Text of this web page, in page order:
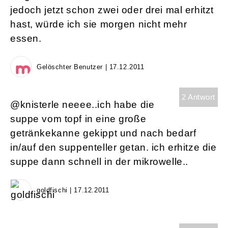
jedoch jetzt schon zwei oder drei mal erhitzt
hast, würde ich sie morgen nicht mehr
essen.
Gelöschter Benutzer | 17.12.2011
2 Antwort
@knisterle neeee..ich habe die
suppe vom topf in eine große
getränkekanne gekippt und nach bedarf
in/auf den suppenteller getan. ich erhitze die
suppe dann schnell in der mikrowelle..
goldfischi | 17.12.2011